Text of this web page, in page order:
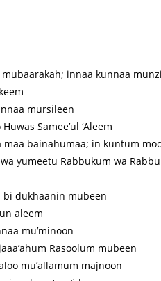
innaa kunnaa
mursileen
Samee’ul ‘Aleem
maa bainahumaa; in kuntum
yumeetu Rabbukum wa
bi dukhaanin mubeen
aleem
mu’minoon
Rasoolum mubeen
mu’allamum majnoon